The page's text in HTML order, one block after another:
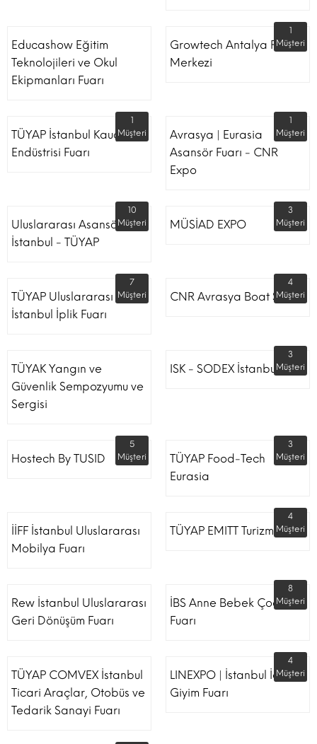
Educashow Eğitim
Teknolojileri ve Okul
Ekipmanları Fuarı
Growtech Antalya Fuar
Merkezi
1
Müşteri
TÜYAP İstanbul Kauçuk
Endüstrisi Fuarı
1
Müşteri
Avrasya | Eurasia
Asansör Fuarı - CNR
Expo
1
Müşteri
Uluslararası Asansör
İstanbul - TÜYAP
10
Müşteri
MÜSİAD EXPO
3
Müşteri
TÜYAP Uluslararası
İstanbul İplik Fuarı
7
Müşteri
CNR Avrasya Boat Show
4
Müşteri
TÜYAK Yangın ve
Güvenlik Sempozyumu ve
Sergisi
ISK - SODEX İstanbul
3
Müşteri
Hostech By TUSID
5
Müşteri
TÜYAP Food-Tech
Eurasia
3
Müşteri
İİFF İstanbul Uluslararası
Mobilya Fuarı
TÜYAP EMITT Turizm Fuarı
4
Müşteri
Rew İstanbul Uluslararası
Geri Dönüşüm Fuarı
İBS Anne Bebek Çocuk
Fuarı
8
Müşteri
TÜYAP COMVEX İstanbul
Ticari Araçlar, Otobüs ve
Tedarik Sanayi Fuarı
LINEXPO | İstanbul İç
Giyim Fuarı
4
Müşteri